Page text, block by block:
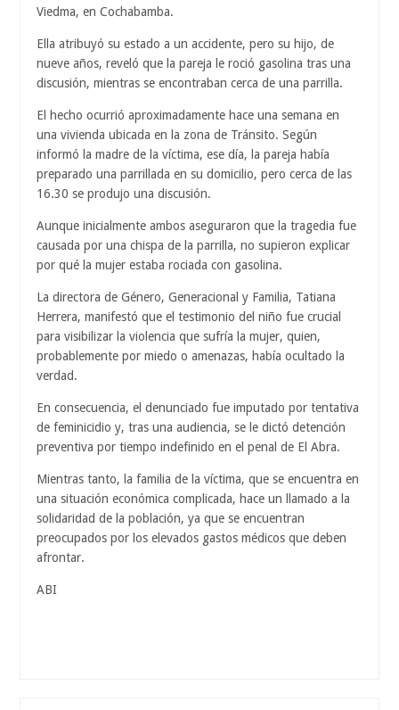
Viedma, en Cochabamba.
Ella atribuyó su estado a un accidente, pero su hijo, de
nueve años, reveló que la pareja le roció gasolina tras una
discusión, mientras se encontraban cerca de una parrilla.
El hecho ocurrió aproximadamente hace una semana en
una vivienda ubicada en la zona de Tránsito. Según
informó la madre de la víctima, ese día, la pareja había
preparado una parrillada en su domicilio, pero cerca de las
16.30 se produjo una discusión.
Aunque inicialmente ambos aseguraron que la tragedia fue
causada por una chispa de la parrilla, no supieron explicar
por qué la mujer estaba rociada con gasolina.
La directora de Género, Generacional y Familia, Tatiana
Herrera, manifestó que el testimonio del niño fue crucial
para visibilizar la violencia que sufría la mujer, quien,
probablemente por miedo o amenazas, había ocultado la
verdad.
En consecuencia, el denunciado fue imputado por tentativa
de feminicidio y, tras una audiencia, se le dictó detención
preventiva por tiempo indefinido en el penal de El Abra.
Mientras tanto, la familia de la víctima, que se encuentra en
una situación económica complicada, hace un llamado a la
solidaridad de la población, ya que se encuentran
preocupados por los elevados gastos médicos que deben
afrontar.
ABI